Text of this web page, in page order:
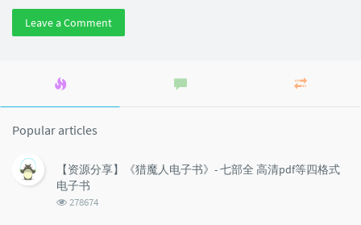
Leave a Comment
Popular articles
【资源分享】《猎魔人电子书》- 七部全 高清pdf等四格式
电子书
浏
278674